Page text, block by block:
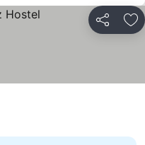
แชร์ เ